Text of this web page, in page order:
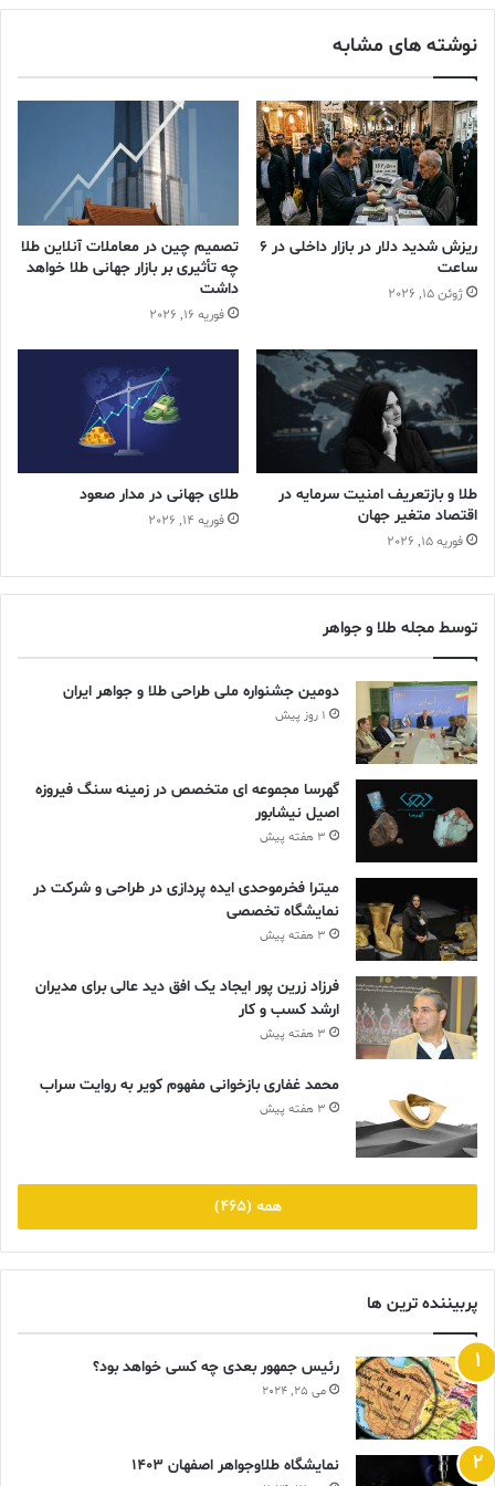
یکسان ۵۰ تومانی به ترتیب در ارقام ۶۲ هزار و ۶۵۰ تومان و ۷۳ هزار و
۴۰۰ تومان معامله شدند.
دلار سکه طلا
قیمت طلا
گروه نشریات طلا و جواهر ایران
میترا فخر موحدی
نوشته های مشابه
ریزش شدید دلار در بازار داخلی در 6
ساعت
ژوئن 15, 2026
تصمیم چین در معاملات آنلاین طلا
چه تأثیری بر بازار جهانی طلا خواهد
داشت
فوریه 16, 2026
طلا و بازتعریف امنیت سرمایه در
اقتصاد متغیر جهان
فوریه 15, 2026
طلای جهانی در مدار صعود
فوریه 14, 2026
توسط مجله طلا و جواهر
دومین جشنواره ملی طراحی طلا و جواهر ایران
1 روز پیش
گهرسا مجموعه ای متخصص در زمینه سنگ فیروزه
اصیل نیشابور
3 هفته پیش
میترا فخرموحدی ایده پردازی در طراحی و شرکت در
نمایشگاه تخصصی
3 هفته پیش
فرزاد زرین پور ایجاد یک افق دید عالی برای مدیران
ارشد کسب و کار
3 هفته پیش
محمد غفاری بازخوانی مفهوم کویر به روایت سراب
3 هفته پیش
همه (465)
پربیننده ترین ها
رئیس جمهور بعدی چه کسی خواهد بود؟
می 25, 2024
نمایشگاه طلاوجواهر اصفهان 1403